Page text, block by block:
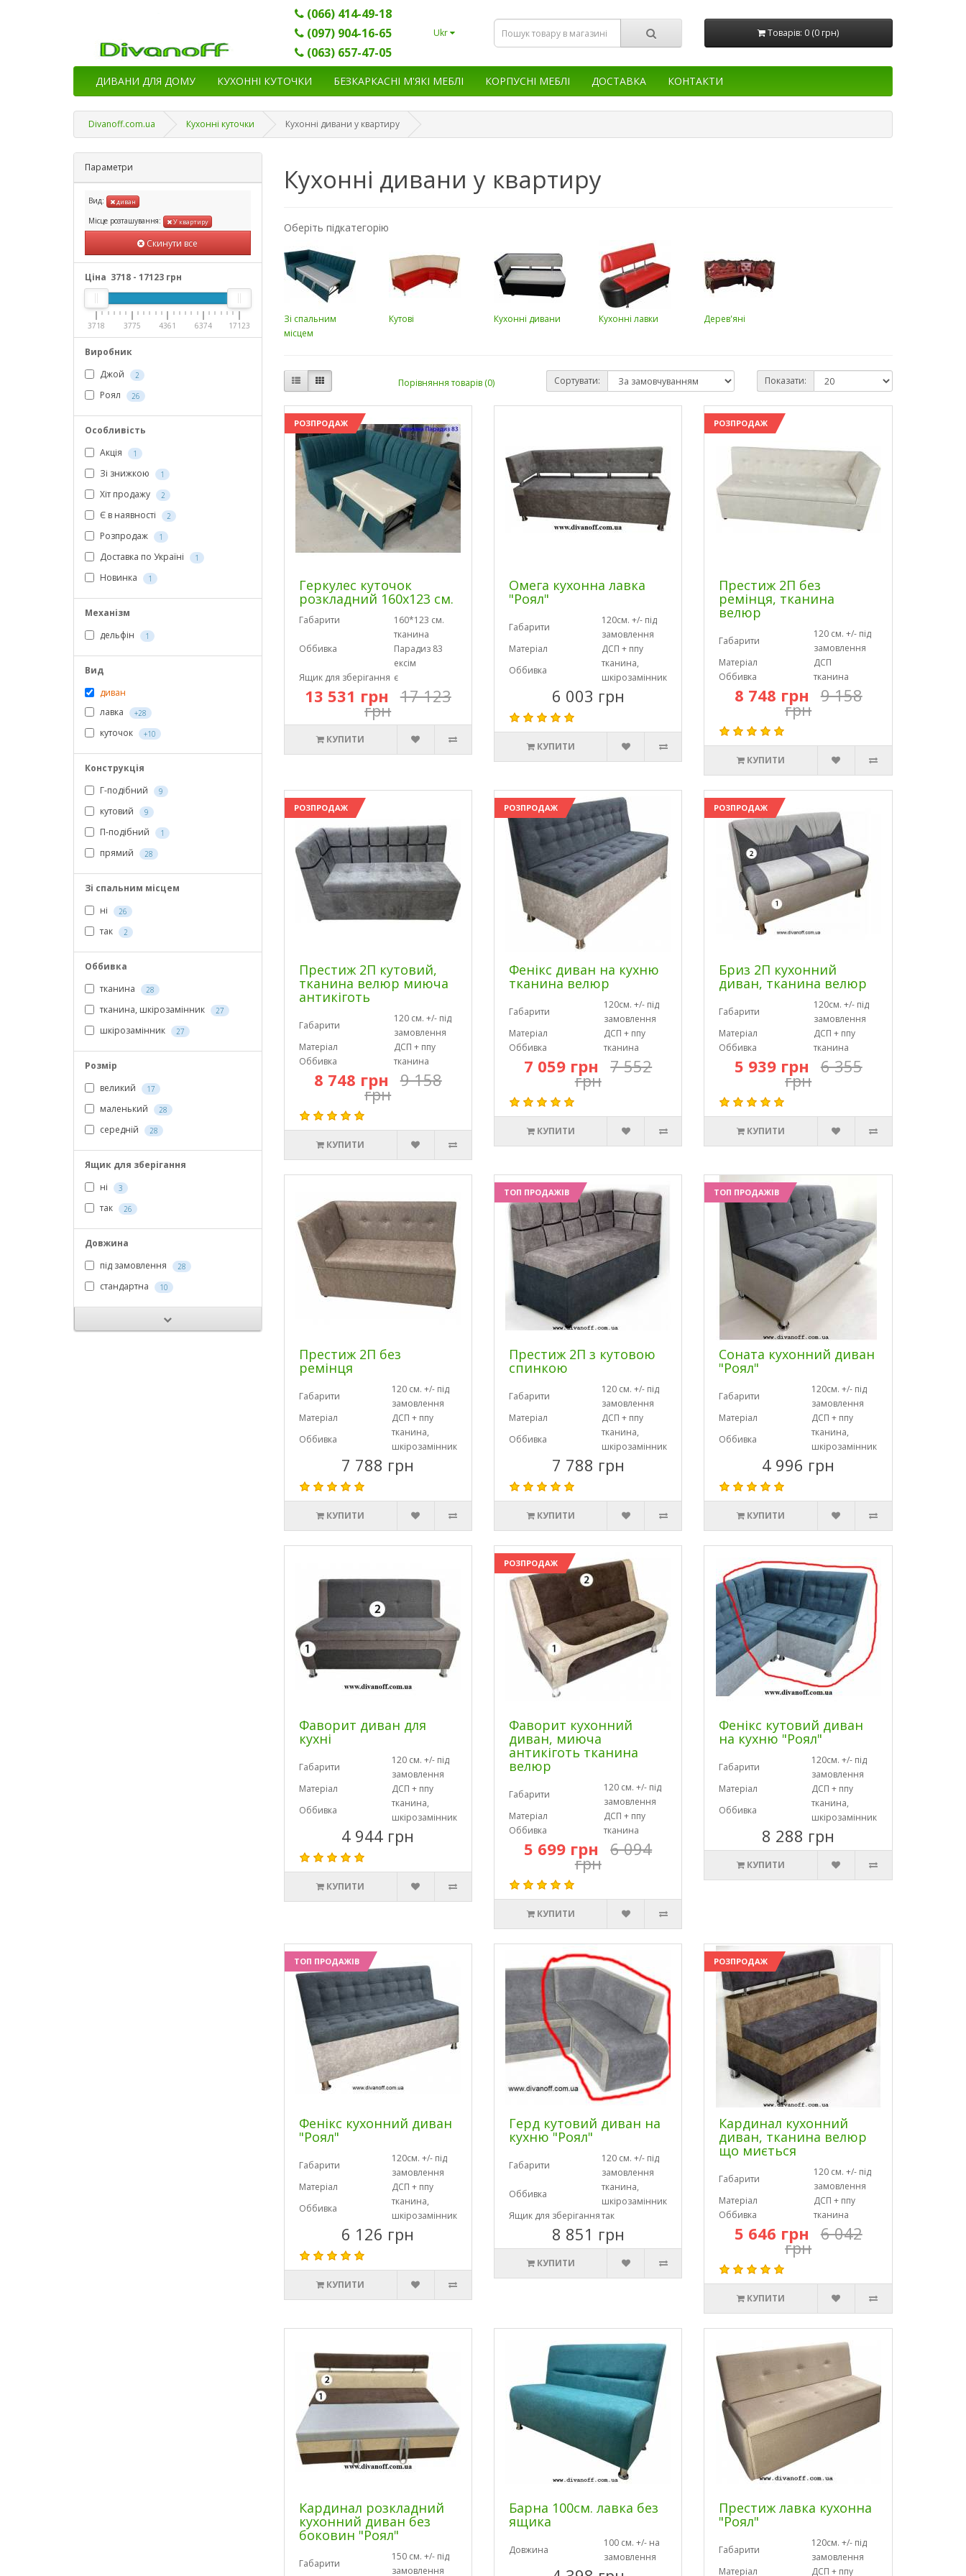
(066) 414-49-18
(097) 904-16-65
(063) 657-47-05
Ukr Товарів: 0 (0 грн)
ДИВАНИ ДЛЯ ДОМУ КУХОННІ КУТОЧКИ БЕЗКАРКАСНІ М'ЯКІ МЕБЛІ КОРПУСНІ МЕБЛІ ДОСТАВКА КОНТАКТИ
Divanoff.com.ua Кухонні куточки Кухонні дивани у квартиру
Параметри
Вид: диван
Місце розташування: У квартиру
Скинути все
Ціна 3718 - 17123 грн
3718 3775 4361 6374 17123
Виробник
Джой
2
Роял 26
Особливість
Акція
1
Зі знижкою 1
Хіт продажу 2
Є в наявності 2
Розпродаж 1
Доставка по Україні 1
Новинка 1
Механізм
дельфін
1
Вид
диван
лавка
+28
куточок +10
Конструкція
Г-подібний
9
кутовий 9
П-подібний 1
прямий 28
Зі спальним місцем
ні
26
так 2
Оббивка
тканина
28
тканина, шкірозамінник 27
шкірозамінник 27
Розмір
великий
17
маленький 28
середній 28
Ящик для зберігання
ні
3
так 26
Довжина
під замовлення
28
стандартна 10
Кухонні дивани у квартиру
Оберіть підкатегорію
Зі спальним
місцем
Кутові Кухонні дивани Кухонні лавки Дерев'яні
Порівняння товарів (0) Сортувати: Показати:
РОЗПРОДАЖ
Геркулес куточок
розкладний 160х123 см.
Габарити 160*123 см.
Оббивка
тканина
Парадиз 83
ексім
Ящик для зберігання є
13 531 грн 17 123
грн
КУПИТИ
Омега кухонна лавка
"Роял"
Габарити
120см. +/- під
замовлення
Матеріал
ДСП + ппу
Оббивка
тканина,
шкірозамінник
6 003 грн
КУПИТИ
РОЗПРОДАЖ
Престиж 2П без
ремінця, тканина
велюр
Габарити
120 см. +/- під
замовлення
Матеріал
ДСП
Оббивка
тканина
8 748 грн 9 158
грн
КУПИТИ
РОЗПРОДАЖ
Престиж 2П кутовий,
тканина велюр миюча
антикіготь
Габарити
120 см. +/- під
замовлення
Матеріал
ДСП + ппу
Оббивка
тканина
8 748 грн 9 158
грн
КУПИТИ
РОЗПРОДАЖ
Фенікс диван на кухню
тканина велюр
Габарити
120см. +/- під
замовлення
Матеріал
ДСП + ппу
Оббивка
тканина
7 059 грн 7 552
грн
КУПИТИ
РОЗПРОДАЖ
Бриз 2П кухонний
диван, тканина велюр
Габарити
120см. +/- під
замовлення
Матеріал
ДСП + ппу
Оббивка
тканина
5 939 грн 6 355
грн
КУПИТИ
Престиж 2П без
ремінця
Габарити
120 см. +/- під
замовлення
Матеріал
ДСП + ппу
Оббивка
тканина,
шкірозамінник
7 788 грн
КУПИТИ
ТОП ПРОДАЖІВ
Престиж 2П з кутовою
спинкою
Габарити
120 см. +/- під
замовлення
Матеріал
ДСП + ппу
Оббивка
тканина,
шкірозамінник
7 788 грн
КУПИТИ
ТОП ПРОДАЖІВ
Соната кухонний диван
"Роял"
Габарити
120см. +/- під
замовлення
Матеріал
ДСП + ппу
Оббивка
тканина,
шкірозамінник
4 996 грн
КУПИТИ
Фаворит диван для
кухні
Габарити
120 см. +/- під
замовлення
Матеріал
ДСП + ппу
Оббивка
тканина,
шкірозамінник
4 944 грн
КУПИТИ
РОЗПРОДАЖ
Фаворит кухонний
диван, миюча
антикіготь тканина
велюр
Габарити
120 см. +/- під
замовлення
Матеріал
ДСП + ппу
Оббивка
тканина
5 699 грн 6 094
грн
КУПИТИ
Фенікс кутовий диван
на кухню "Роял"
Габарити
120см. +/- під
замовлення
Матеріал
ДСП + ппу
Оббивка
тканина,
шкірозамінник
8 288 грн
КУПИТИ
ТОП ПРОДАЖІВ
Фенікс кухонний диван
"Роял"
Габарити
120см. +/- під
замовлення
Матеріал
ДСП + ппу
Оббивка
тканина,
шкірозамінник
6 126 грн
КУПИТИ
Герд кутовий диван на
кухню "Роял"
Габарити
120 см. +/- під
замовлення
Оббивка
тканина,
шкірозамінник
Ящик для зберіганнятак
8 851 грн
КУПИТИ
РОЗПРОДАЖ
Кардинал кухонний
диван, тканина велюр
що миється
Габарити
120 см. +/- під
замовлення
Матеріал
ДСП + ппу
Оббивка
тканина
5 646 грн 6 042
грн
КУПИТИ
Кардинал розкладний
кухонний диван без
боковин "Роял"
Габарити
150 см. +/- під
замовлення
Барна 100см. лавка без
ящика
Довжина
100 см. +/- на
замовлення
Престиж лавка кухонна
"Роял"
Габарити
120см. +/- під
замовлення
Матеріал
ДСП + ппу